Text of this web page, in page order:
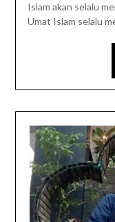
Islam akan selalu
Umat Islam selalu